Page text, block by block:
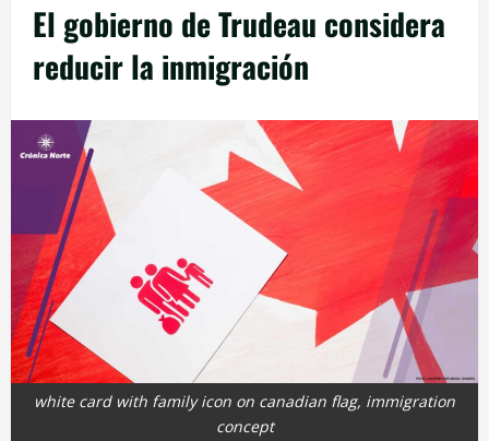
El gobierno de Trudeau considera
reducir la inmigración
white card with family icon on canadian flag, immigration
concept